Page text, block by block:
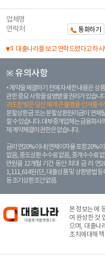
업체명
연락처
통화하기
대출나라를 보고 연락드렸다고 하
※ 유의사항
계약을 체결하기 전에 자세한 내용은 상
관한 중요 사항을 설명받을 권리가 있습니
과도한 빚은 당신 에게 큰 불행을 안겨줄
분할상환금 또는 분할상환원리금이 연체
할 수 있습니다. 대부중개업체는 금융회사
제 계약체결의 권한은 없습니다.
금리 연20% 이내 (연체이자율 포함 20%
없음, 중도상환 수수료 없음, 중개수수료
만원을 12개월 기간 동안 최대 금 리 연
1,111,614원 (단, 대출상품 및 상환방법
등 조기상환조건 없음.
본 정보는에
여 완성한 것
으며, 대출나
조치에대해